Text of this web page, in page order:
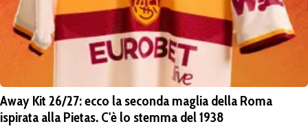
Away Kit 26/27: ecco la seconda maglia della Roma
ispirata alla Pietas. C'è lo stemma del 1938